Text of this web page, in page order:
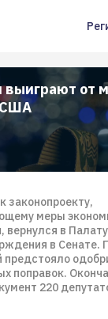
выиграют от
США
законопроекту,
меры
вернулся в
в Сенате.
предстояло
поправок.
220